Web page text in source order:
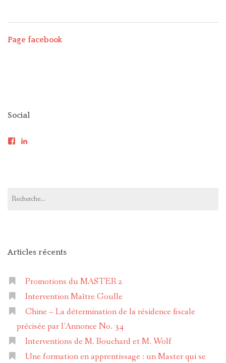
Page facebook
Social
Voir
fiscal-
Articles récents
Promotions du MASTER 2
Intervention Maître Goulle
Chine – La détermination de la résidence fiscale
précisée par l’Annonce No. 34
Interventions de M. Bouchard et M. Wolf
Une formation en apprentissage : un Master qui se